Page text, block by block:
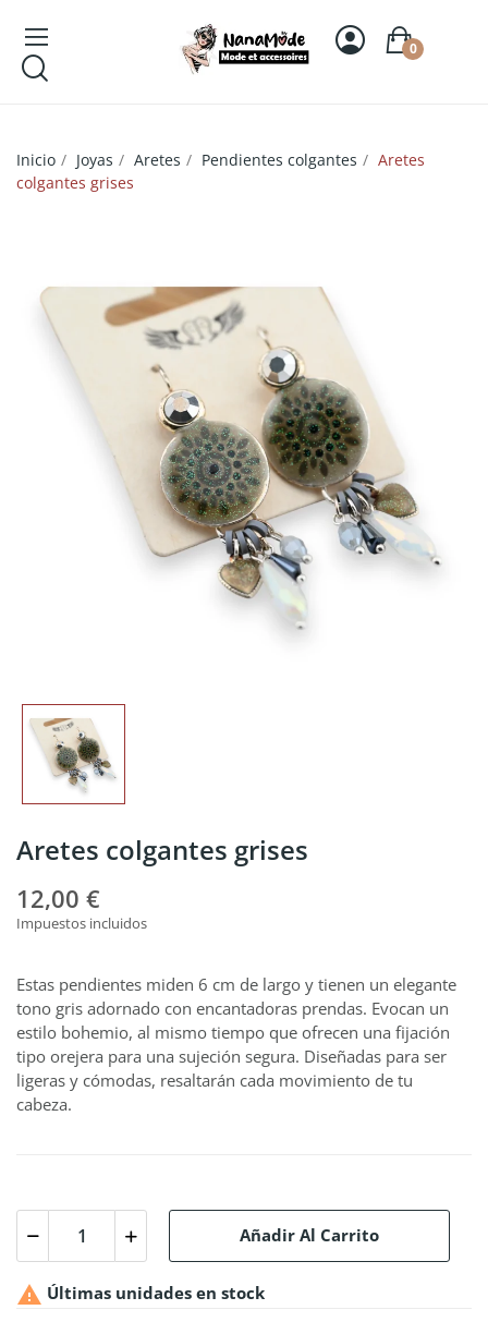
0
Inicio Joyas Aretes Pendientes colgantes
Aretes
colgantes grises
Aretes colgantes grises
12,00 €
Impuestos incluidos
Estas pendientes miden 6 cm de largo y tienen un elegante
tono gris adornado con encantadoras prendas. Evocan un
estilo bohemio, al mismo tiempo que ofrecen una fijación
tipo orejera para una sujeción segura. Diseñadas para ser
ligeras y cómodas, resaltarán cada movimiento de tu
cabeza.
Añadir Al Carrito
 Últimas unidades en stock